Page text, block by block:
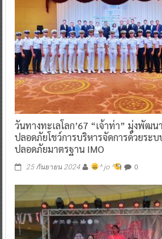
วันทางทะเลโลก’67 “เจ้าท่า” มุ่งพัฒ
ปลอดภัยโชว์การบริหารจัดการด้วยระ
ปลอดภัยมาตรฐาน IMO
25 กันยายน 2024 ^ jo ^ 0